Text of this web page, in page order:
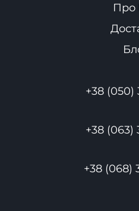
Про
+38 (050)
+38 (063)
+38 (068)